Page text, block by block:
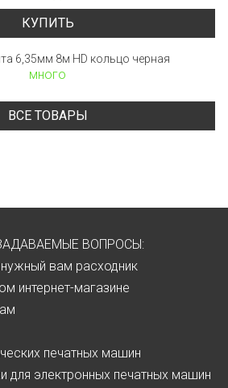
КУПИТЬ
6,35мм 8м HD кольцо черная
много
ВСЕ ТОВАРЫ
ВОПРОСЫ:
вам расходник
интернет-магазине
печатных машин
для электронных печатных машин